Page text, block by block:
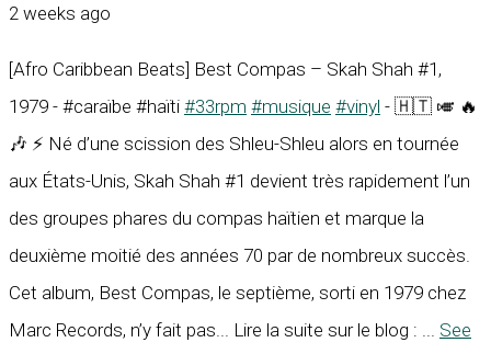
2 weeks ago
[Afro Caribbean Beats] Best Compas – Skah Shah #1,
1979 - #caraïbe #haïti #33rpm #musique #vinyl - 🇭🇹 🎺 🔥
🎶 ⚡ Né d’une scission des Shleu-Shleu alors en tournée
aux États-Unis, Skah Shah #1 devient très rapidement l’un
des groupes phares du compas haïtien et marque la
deuxième moitié des années 70 par de nombreux succès.
Cet album, Best Compas, le septième, sorti en 1979 chez
Marc Records, n’y fait pas... Lire la suite sur le blog :
See